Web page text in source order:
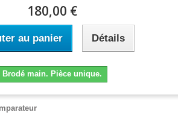
180,00 €
au panier Détails
Brodé main. Pièce unique.